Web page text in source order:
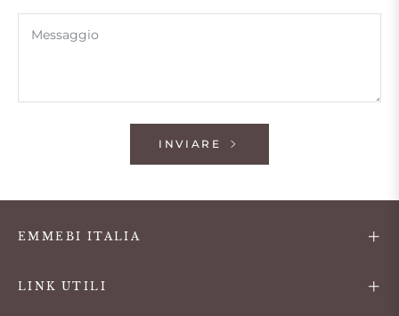
Messaggio
INVIARE
EMMEBI ITALIA
LINK UTILI